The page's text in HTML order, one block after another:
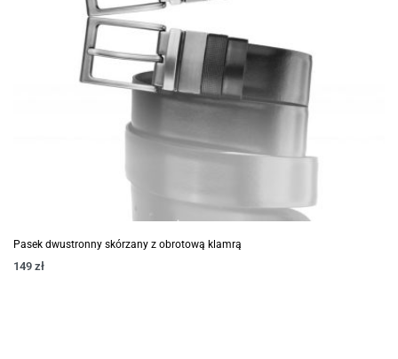
Pasek dwustronny skórzany z obrotową klamrą
149 zł